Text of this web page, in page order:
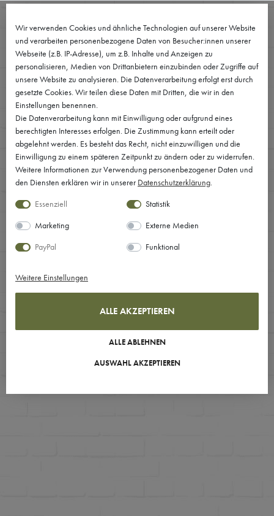
Wir verwenden Cookies und ähnliche Technologien auf unserer Website
und verarbeiten personenbezogene Daten von Besucher:innen unserer
Webseite (z.B. IP-Adresse), um z.B. Inhalte und Anzeigen zu
personalisieren, Medien von Drittanbietern einzubinden oder Zugriffe auf
unsere Website zu analysieren. Die Datenverarbeitung erfolgt erst durch
gesetzte Cookies. Wir teilen diese Daten mit Dritten, die wir in den
Einstellungen benennen.
Die Datenverarbeitung kann mit Einwilligung oder aufgrund eines
berechtigten Interesses erfolgen. Die Zustimmung kann erteilt oder
abgelehnt werden. Es besteht das Recht, nicht einzuwilligen und die
Einwilligung zu einem späteren Zeitpunkt zu ändern oder zu widerrufen.
Weitere Informationen zur Verwendung personenbezogener Daten und
den Diensten erklären wir in unserer Daten­schutz­erklärung.
Essenziell
Statistik
Marketing
Externe Medien
PayPal
Funktional
Weitere Einstellungen
ALLE AKZEPTIEREN
ALLE ABLEHNEN
AUSWAHL AKZEPTIEREN